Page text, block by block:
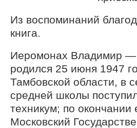
Из воспоминаний
книга.
Иеромонах Владимир
родился 25 июня 1947
Тамбовской области, в
средней школы
техникум; по
Московский